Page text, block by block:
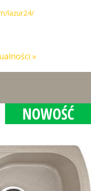
lazur24/
»
NOWOŚĆ